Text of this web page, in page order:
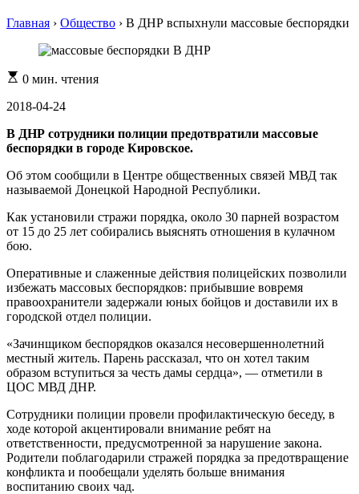
Главная › Общество › В ДНР вспыхнули массовые беспорядки
Расчетное
чтения
0 мин. чтения
2018-04-24
В ДНР сотрудники полиции предотвратили массовые
беспорядки в городе Кировское.
Об этом сообщили в Центре общественных связей МВД так
называемой Донецкой Народной Республики.
Как установили стражи порядка, около 30 парней возрастом
от 15 до 25 лет собирались выяснять отношения в кулачном
бою.
Оперативные и слаженные действия полицейских позволили
избежать массовых беспорядков: прибывшие вовремя
правоохранители задержали юных бойцов и доставили их в
городской отдел полиции.
«Зачинщиком беспорядков оказался несовершеннолетний
местный житель. Парень рассказал, что он хотел таким
образом вступиться за честь дамы сердца», — отметили в
ЦОС МВД ДНР.
Сотрудники полиции провели профилактическую беседу, в
ходе которой акцентировали внимание ребят на
ответственности, предусмотренной за нарушение закона.
Родители поблагодарили стражей порядка за предотвращение
конфликта и пообещали уделять больше внимания
воспитанию своих чад.